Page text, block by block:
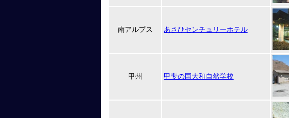
南アルプス あさひセンチュリーホテル
甲州 甲斐の国大和自然学校